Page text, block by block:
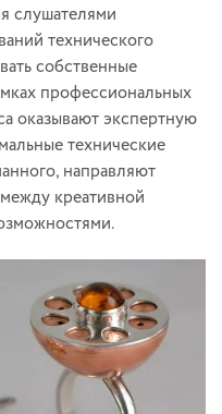
слушателями
технического
собственные
профессиональных
оказывают экспертную
технические
направляют
креативной